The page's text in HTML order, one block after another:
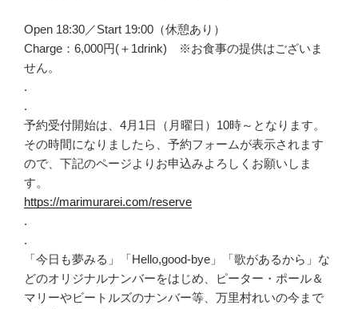
Open 18:30／Start 19:00（休憩あり）
Charge：6,000円(＋1drink) ※お食事の提供はございま
せん。
.
.
予約受付開始は、4月1日（月曜日）10時～となります。
その時間になりましたら、予約フォームが表示されます
ので、下記のページよりお申込みよろしくお願いしま
す。
https://marimurarei.com/reserve
.
.
「今日も夢みる」「Hello,good-bye」「歌があるから」な
どのオリジナルナンバーをはじめ、ピーター・ポール＆
マリーやビートルズのナンバー等、万里村れいの今まで